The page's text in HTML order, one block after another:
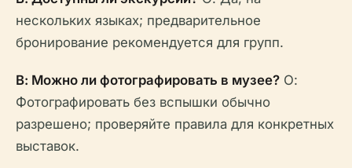
нескольких языках; предварительное
бронирование рекомендуется для групп.
В: Можно ли фотографировать в музее? О:
Фотографировать без вспышки обычно
разрешено; проверяйте правила для конкретных
выставок.